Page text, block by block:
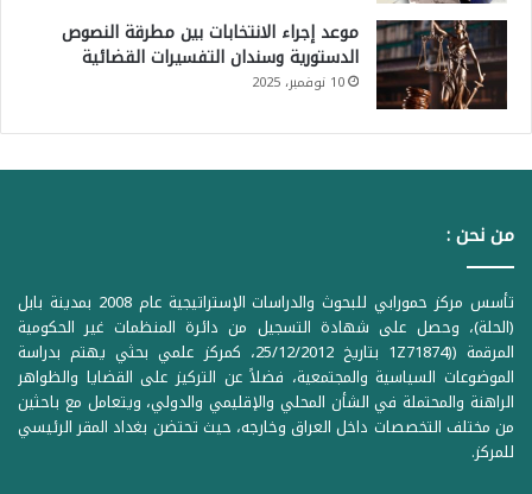
موعد إجراء الانتخابات بين مطرقة النصوص
الدستورية وسندان التفسيرات القضائية
10 نوفمبر، 2025
من نحن :
تأسس مركز حمورابي للبحوث والدراسات الإستراتيجية عام 2008 بمدينة بابل
(الحلة)، وحصل على شهادة التسجيل من دائرة المنظمات غير الحكومية
المرقمة ((1Z71874 بتاريخ 25/12/2012، كمركز علمي بحثي يهتم بدراسة
الموضوعات السياسية والمجتمعية، فضلاً عن التركيز على القضايا والظواهر
الراهنة والمحتملة في الشأن المحلي والإقليمي والدولي، ويتعامل مع باحثين
من مختلف التخصصات داخل العراق وخارجه، حيث تحتضن بغداد المقر الرئيسي
للمركز.